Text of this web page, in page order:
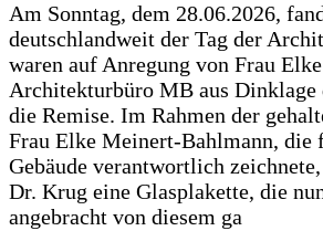
Am Sonntag, dem 28.06.2026,
deutschlandweit der Tag der
waren auf Anregung von Frau
Architekturbüro MB aus Dinklage
die Remise. Im Rahmen der
Frau Elke Meinert-Bahlmann, die
Gebäude verantwortlich
Dr. Krug eine Glasplakette, die
angebracht von diesem ga